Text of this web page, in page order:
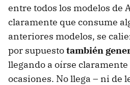
entre todos los modelos de
claramente que consume
anteriores modelos, se
por supuestotambién
llegando a oírse
ocasiones. No llega – ni de